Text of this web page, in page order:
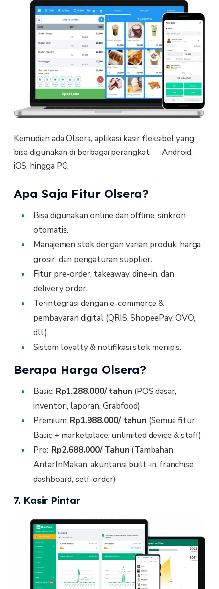
Kemudian ada Olsera, aplikasi kasir fleksibel yang
bisa digunakan di berbagai perangkat — Android,
iOS, hingga PC.
Apa Saja Fitur Olsera?
Bisa digunakan online dan offline, sinkron
otomatis.
Manajemen stok dengan varian produk, harga
grosir, dan pengaturan supplier.
Fitur pre-order, takeaway, dine-in, dan
delivery order.
Terintegrasi dengan e-commerce &
pembayaran digital (QRIS, ShopeePay, OVO,
dll.)
Sistem loyalty & notifikasi stok menipis.
Berapa Harga Olsera?
Basic: Rp1.288.000/ tahun (POS dasar,
inventori, laporan, Grabfood)
Premium: Rp1.988.000/ tahun (Semua fitur
Basic + marketplace, unlimited device & staff)
Pro: Rp2.688.000/ Tahun (Tambahan
AntarInMakan, akuntansi built-in, franchise
dashboard, self-order)
7. Kasir Pintar